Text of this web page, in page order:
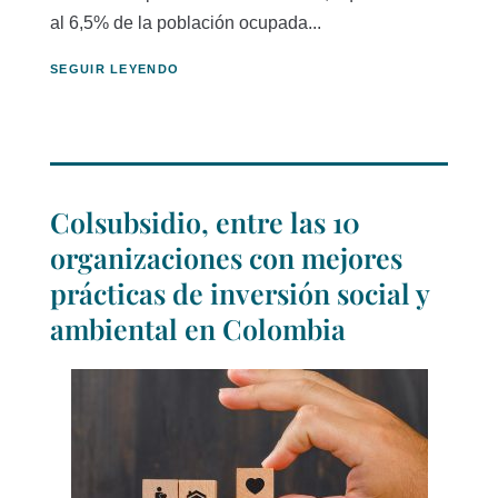
al 6,5% de la población ocupada...
SEGUIR LEYENDO
Colsubsidio, entre las 10
organizaciones con mejores
prácticas de inversión social y
ambiental en Colombia